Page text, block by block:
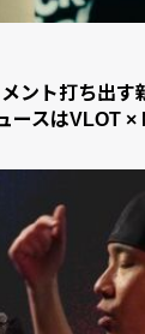
ント打ち出す
スはVLOT ×